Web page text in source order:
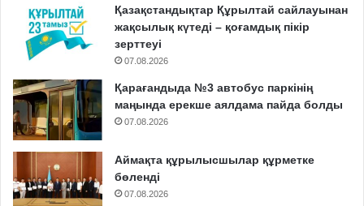
Қазақстандықтар Құрылтай сайлауынан
жақсылық күтеді – қоғамдық пікір
зерттеуі
07.08.2026
Қарағандыда №3 автобус паркінің
маңында ерекше аялдама пайда болды
07.08.2026
Аймақта құрылысшылар құрметке
бөленді
07.08.2026